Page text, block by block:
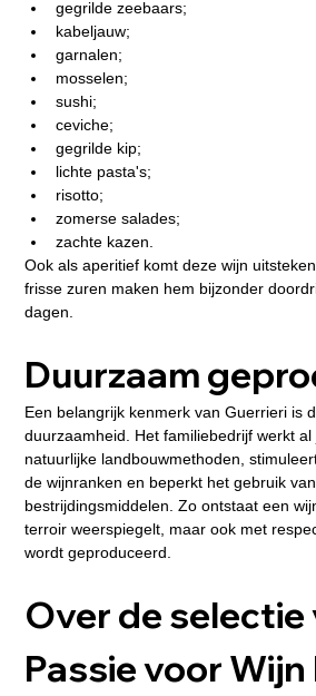
gegrilde zeebaars;
kabeljauw;
garnalen;
mosselen;
sushi;
ceviche;
gegrilde kip;
lichte pasta's;
risotto;
zomerse salades;
zachte kazen.
Ook als aperitief komt deze wijn
frisse zuren maken hem bijzonder
dagen.
Duurzaam
Een belangrijk kenmerk van Guerrieri is
duurzaamheid. Het familiebedrijf werkt
natuurlijke landbouwmethoden,
de wijnranken en beperkt het gebruik
bestrijdingsmiddelen. Zo ontstaat een
terroir weerspiegelt, maar ook met
wordt geproduceerd.
Over de selectie
Passie voor Wijn